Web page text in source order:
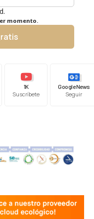
momento.
1K
Suscríbete
Google News
Seguir